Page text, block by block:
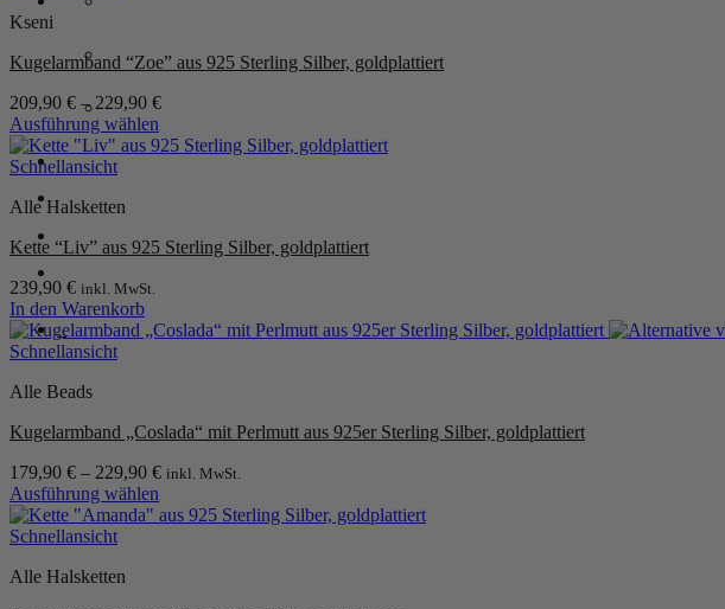
Anmelden / Registrieren
0
Kseni
Kugelarmband “Zoe” aus 925 Sterling Silber, goldplattiert
209,90 € – 229,90 €
Ausführung wählen
Dieses
Produkt
mehrere
Varianten
auf.
Optionen
können
auf
der
gewählt
werden
Schnellansicht
Alle Halsketten
Kette “Liv” aus 925 Sterling Silber, goldplattiert
239,90 € inkl. MwSt.
In den Warenkorb
Schnellansicht
Alle Beads
Kugelarmband „Coslada“ mit Perlmutt aus 925er Sterling Silber, goldplattiert
179,90 € – 229,90 € inkl. MwSt.
Ausführung wählen
Dieses
Produkt
mehrere
Schnellansicht
Alle Halsketten